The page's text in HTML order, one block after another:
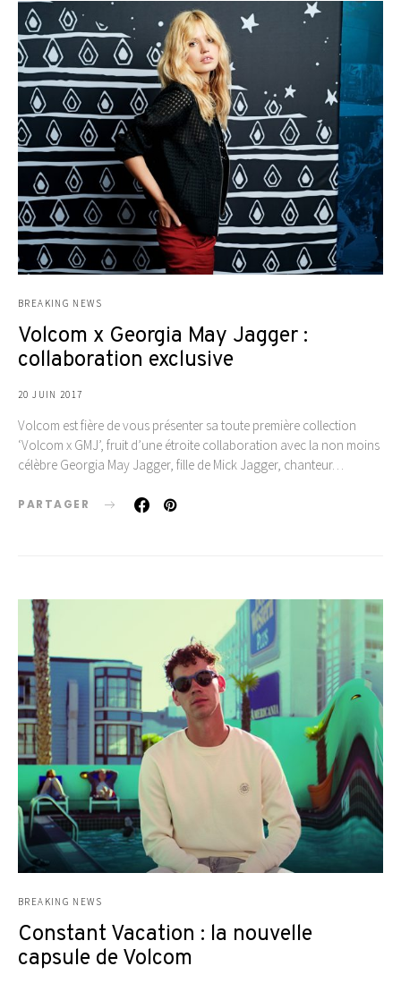
BREAKING NEWS
Volcom x Georgia May Jagger :
collaboration exclusive
20 JUIN 2017
Volcom est fière de vous présenter sa toute première collection
‘Volcom x GMJ’, fruit d’une étroite collaboration avec la non moins
célèbre Georgia May Jagger, fille de Mick Jagger, chanteur…
PARTAGER
BREAKING NEWS
Constant Vacation : la nouvelle
capsule de Volcom